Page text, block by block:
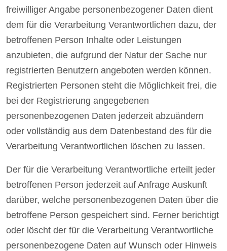
freiwilliger Angabe personenbezogener Daten dient
dem für die Verarbeitung Verantwortlichen dazu, der
betroffenen Person Inhalte oder Leistungen
anzubieten, die aufgrund der Natur der Sache nur
registrierten Benutzern angeboten werden können.
Registrierten Personen steht die Möglichkeit frei, die
bei der Registrierung angegebenen
personenbezogenen Daten jederzeit abzuändern
oder vollständig aus dem Datenbestand des für die
Verarbeitung Verantwortlichen löschen zu lassen.
Der für die Verarbeitung Verantwortliche erteilt jeder
betroffenen Person jederzeit auf Anfrage Auskunft
darüber, welche personenbezogenen Daten über die
betroffene Person gespeichert sind. Ferner berichtigt
oder löscht der für die Verarbeitung Verantwortliche
personenbezogene Daten auf Wunsch oder Hinweis